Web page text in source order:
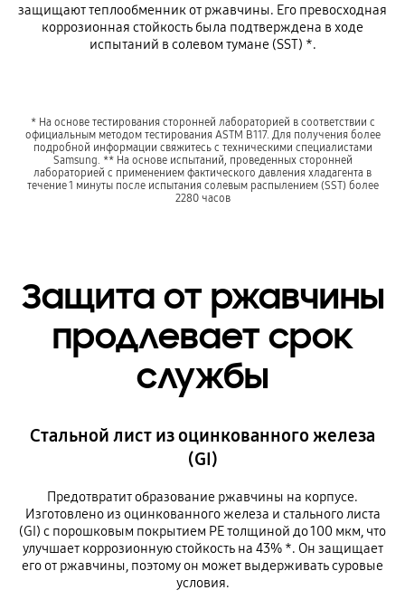
защищают теплообменник от ржавчины. Его превосходная
коррозионная стойкость была подтверждена в ходе
испытаний в солевом тумане (SST) *.
* На основе тестирования сторонней лабораторией в соответствии с
официальным методом тестирования ASTM B117. Для получения более
подробной информации свяжитесь с техническими специалистами
Samsung. ** На основе испытаний, проведенных сторонней
лабораторией с применением фактического давления хладагента в
течение 1 минуты после испытания солевым распылением (SST) более
2280 часов
Защита от ржавчины
продлевает срок
службы
Стальной лист из оцинкованного железа
(GI)
Предотвратит образование ржавчины на корпусе.
Изготовлено из оцинкованного железа и стального листа
(GI) с порошковым покрытием PE толщиной до 100 мкм, что
улучшает коррозионную стойкость на 43% *. Он защищает
его от ржавчины, поэтому он может выдерживать суровые
условия.